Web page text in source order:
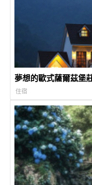
夢想的歐式薩爾茲堡
住宿